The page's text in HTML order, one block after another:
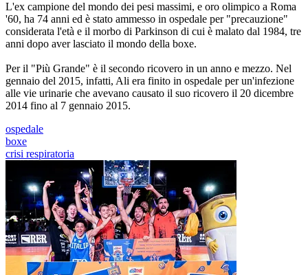
L'ex campione del mondo dei pesi massimi, e oro olimpico a Roma
'60, ha 74 anni ed è stato ammesso in ospedale per "precauzione"
considerata l'età e il morbo di Parkinson di cui è malato dal 1984, tre
anni dopo aver lasciato il mondo della boxe.
Per il "Più Grande" è il secondo ricovero in un anno e mezzo. Nel
gennaio del 2015, infatti, Ali era finito in ospedale per un'infezione
alle vie urinarie che avevano causato il suo ricovero il 20 dicembre
2014 fino al 7 gennaio 2015.
ospedale
boxe
crisi respiratoria